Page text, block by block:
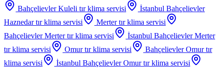
Bahçelievler Kuleli tır klima servisi
İstanbul Bahçelievler
Haznedar tır klima servisi Merter tır klima servisi
Bahçelievler Merter tır klima servisi
İstanbul Bahçelievler Merter
tır klima servisi
Omur tır klima servisi Bahçelievler Omur tır
klima servisi
İstanbul Bahçelievler Omur tır klima servisi